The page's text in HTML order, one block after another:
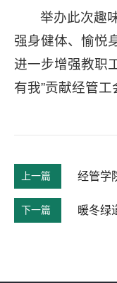
举办此次趣
强身健体、愉悦
进一步增强教职
有我”贡献经管工
上一篇
下一篇 暖冬绿